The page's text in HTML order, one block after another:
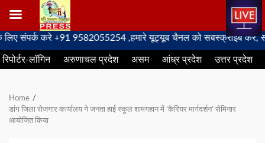
Skip
to
content
करे +91 9582055254 ,हमारे यूट्यूब चैनल को सबस्क्राइब करें, साथ
रिपोर्टर-लॉगिन अरुणाचल प्रदेश असम आंध्र प्रदेश उत्तर प्रदेश
Home
डांग जिला रोजगार कार्यालय ने जनता हाई स्कूल शामगहान में ‘कैरियर मार्गदर्शन’ सेमिनार
आयोजित किया